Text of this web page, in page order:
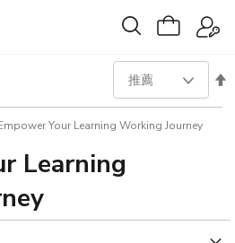
Your Learning Working Journey
Learning
設